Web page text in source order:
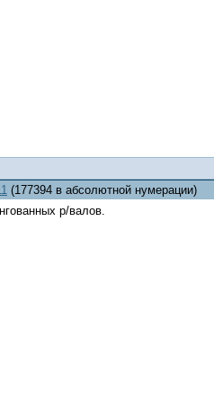
(177394 в абсолютной нумерации)
р/валов.